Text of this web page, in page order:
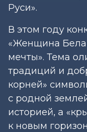
Руси».
В этом году
«Женщина
мечты». Тема
традиций и
корней»
с родной
историей, а
к новым